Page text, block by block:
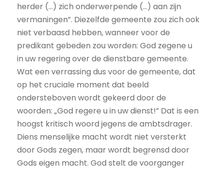
herder (…) zich onderwerpende (…) aan zijn
vermaningen”. Diezelfde gemeente zou zich ook
niet verbaasd hebben, wanneer voor de
predikant gebeden zou worden: God zegene u
in uw regering over de dienstbare gemeente.
Wat een verrassing dus voor de gemeente, dat
op het cruciale moment dat beeld
ondersteboven wordt gekeerd door de
woorden: „God regere u in uw dienst!” Dat is een
hoogst kritisch woord jegens de ambtsdrager.
Diens menselijke macht wordt niet versterkt
door Gods zegen, maar wordt begrensd door
Gods eigen macht. God stelt de voorganger